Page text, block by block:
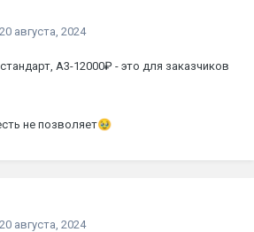
20 августа, 2024
А3-12000₽ - это для заказчиков
не позволяет🥹
20 августа, 2024